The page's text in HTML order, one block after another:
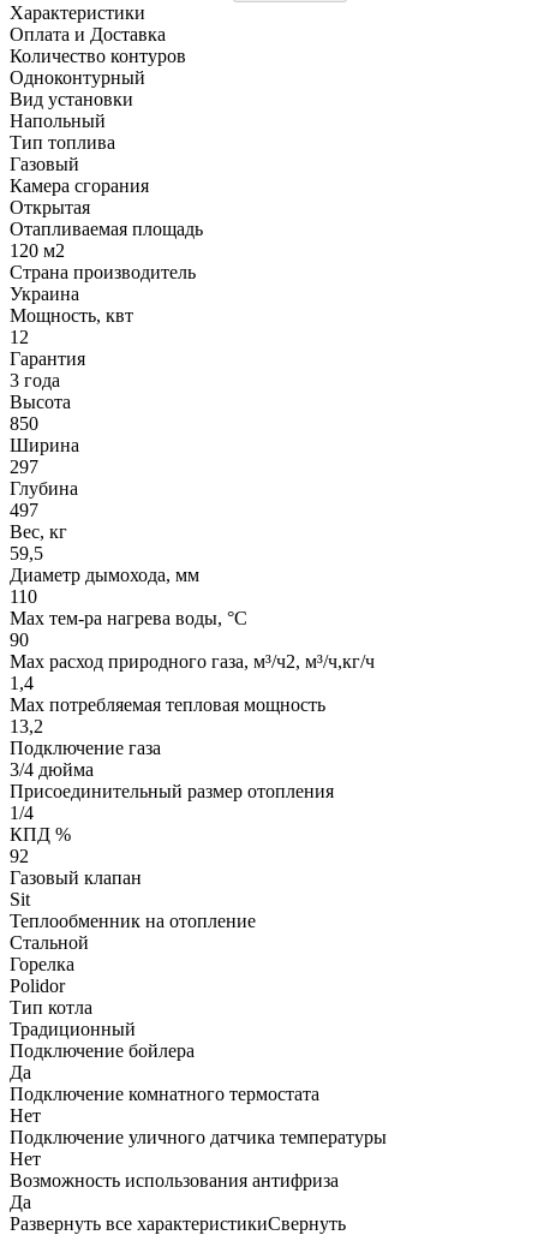
Характеристики
Оплата и Доставка
Количество контуров
Одноконтурный
Вид установки
Напольный
Тип топлива
Газовый
Камера сгорания
Открытая
Отапливаемая площадь
120 м2
Страна производитель
Украина
Мощность, квт
12
Гарантия
3 года
Высота
850
Ширина
297
Глубина
497
Вес, кг
59,5
Диаметр дымохода, мм
110
Мах тем-ра нагрева воды, °С
90
Max расход природного газа, м³/ч2, м³/ч,кг/ч
1,4
Мах потребляемая тепловая мощность
13,2
Подключение газа
3/4 дюйма
Присоединительный размер отопления
1/4
КПД %
92
Газовый клапан
Sit
Теплообменник на отопление
Стальной
Горелка
Polidor
Тип котла
Традиционный
Подключение бойлера
Да
Подключение комнатного термостата
Нет
Подключение уличного датчика температуры
Нет
Возможность использования антифриза
Да
Развернуть все характеристикиСвернуть